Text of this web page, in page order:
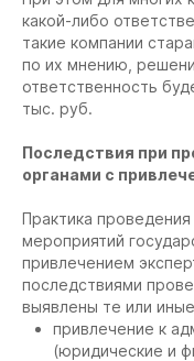
какой-либо
такие компании
по их мнению,
ответственность
тыс. руб.
Последствия при
органами с
Практика
мероприятий
привлечением
последствиями
выявлены те или
привлечение к
(юридические и